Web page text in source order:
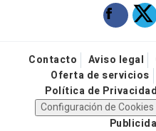
Contacto Aviso legal
Oferta de servicios
Política de Privacidad
Configuración de Cookies